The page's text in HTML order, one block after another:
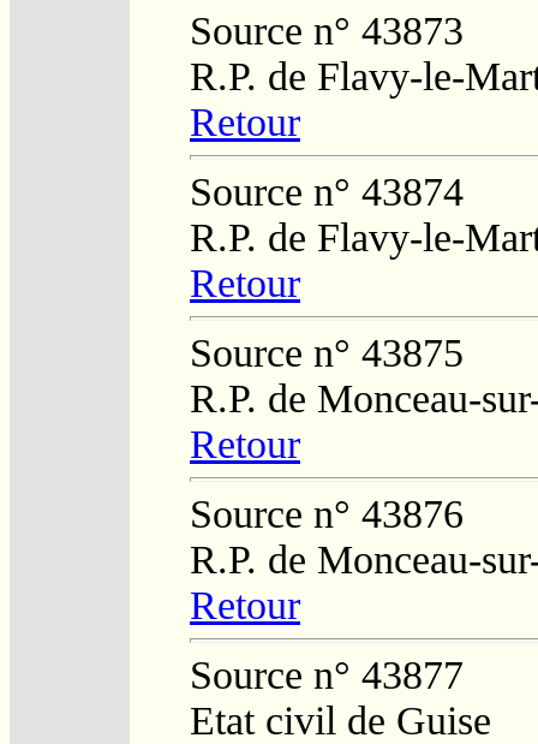
Source n° 43873
R.P. de Flavy-le-
Retour
Source n° 43874
R.P. de Flavy-le-
Retour
Source n° 43875
R.P. de Monceau-
Retour
Source n° 43876
R.P. de Monceau-
Retour
Source n° 43877
Etat civil de Guise